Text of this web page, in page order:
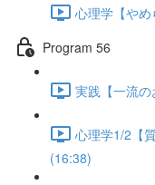
心理学【や
Program 56
実践【一流
心理学1/2【
(16:38)